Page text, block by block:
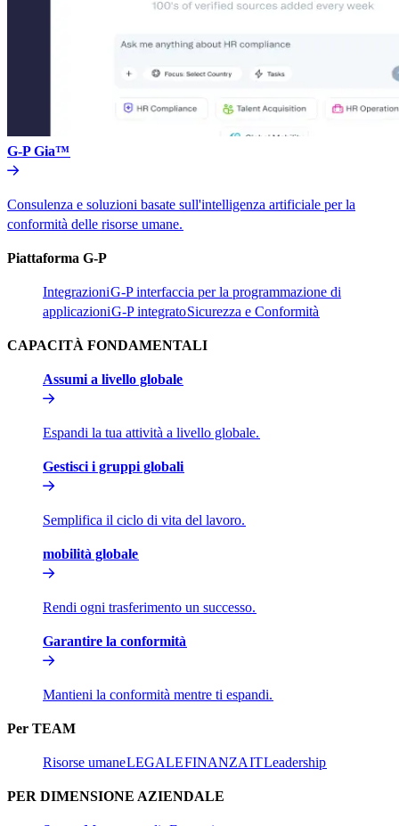
G-P Gia™​​
Consulenza e soluzioni basate sull'intelligenza artificiale per la
conformità delle risorse umane.​​
Piattaforma G-P​​
Integrazioni​​G-P interfaccia per la programmazione di
applicazioni​​G-P integrato​​Sicurezza e Conformità​​
CAPACITÀ FONDAMENTALI​​
Assumi a livello globale​​
Espandi la tua attività a livello globale.​​
Gestisci i gruppi globali​​
Semplifica il ciclo di vita del lavoro.​​
mobilità globale​​
Rendi ogni trasferimento un successo.​​
Garantire la conformità​​
Mantieni la conformità mentre ti espandi.​​
Per TEAM​​
Risorse umane​​LEGALE​​FINANZA​​IT​​Leadership​​
PER DIMENSIONE AZIENDALE​​